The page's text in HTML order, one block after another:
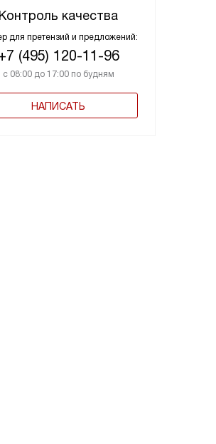
Контроль качества
для претензий и предложений:
(495) 120-11-96
с 08:00 до 17:00 по будням
НАПИСАТЬ